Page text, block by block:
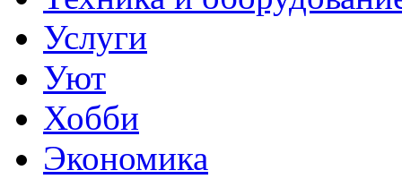
Услуги
Уют
Хобби
Экономика